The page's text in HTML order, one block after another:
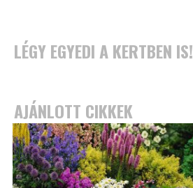
LÉGY EGYEDI A KERTBEN IS!
AJÁNLOTT CIKKEK